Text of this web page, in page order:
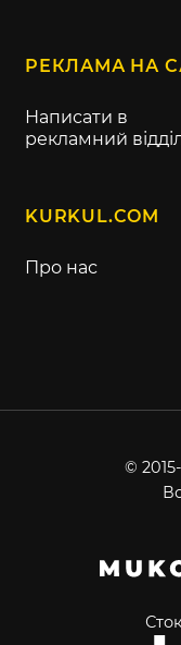
РЕКЛАМА НА
Написати в
рекламний
KURKUL.COM
Про нас
©